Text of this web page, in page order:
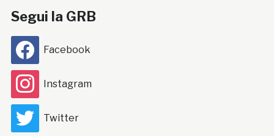
Segui la GRB
Facebook
Instagram
Twitter